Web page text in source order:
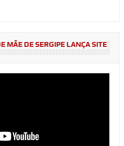
MÃE DE SERGIPE LANÇA SITE